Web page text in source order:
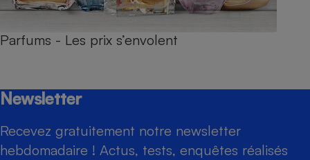
Parfums - Les prix s’envolent
Newsletter
Recevez gratuitement notre newsletter
hebdomadaire ! Actus, tests, enquêtes réalisés